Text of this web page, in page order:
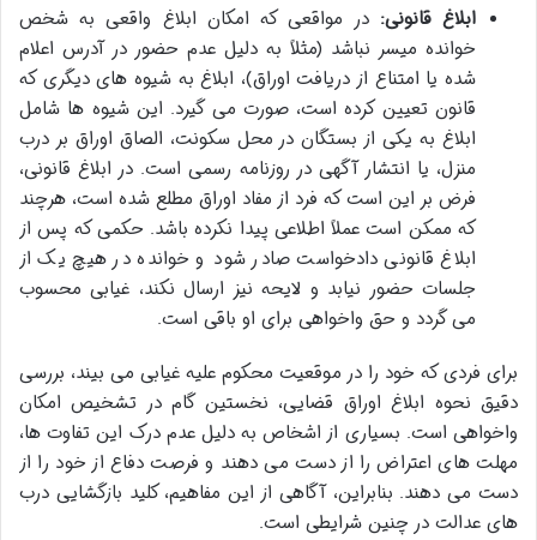
ابلاغ قانونی: در مواقعی که امکان ابلاغ واقعی به شخص
خوانده میسر نباشد (مثلاً به دلیل عدم حضور در آدرس اعلام
شده یا امتناع از دریافت اوراق)، ابلاغ به شیوه های دیگری که
قانون تعیین کرده است، صورت می گیرد. این شیوه ها شامل
ابلاغ به یکی از بستگان در محل سکونت، الصاق اوراق بر درب
منزل، یا انتشار آگهی در روزنامه رسمی است. در ابلاغ قانونی،
فرض بر این است که فرد از مفاد اوراق مطلع شده است، هرچند
که ممکن است عملاً اطلاعی پیدا نکرده باشد. حکمی که پس از
ابلاغ قانونی دادخواست صادر شود و خوانده در هیچ یک از
جلسات حضور نیابد و لایحه نیز ارسال نکند، غیابی محسوب
می گردد و حق واخواهی برای او باقی است.
برای فردی که خود را در موقعیت محکوم علیه غیابی می بیند، بررسی
دقیق نحوه ابلاغ اوراق قضایی، نخستین گام در تشخیص امکان
واخواهی است. بسیاری از اشخاص به دلیل عدم درک این تفاوت ها،
مهلت های اعتراض را از دست می دهند و فرصت دفاع از خود را از
دست می دهند. بنابراین، آگاهی از این مفاهیم، کلید بازگشایی درب
های عدالت در چنین شرایطی است.